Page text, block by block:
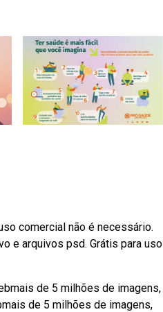
comercial não é necessário.
e arquivos psd. Grátis para uso
de 5 milhões de imagens,
de 5 milhões de imagens,